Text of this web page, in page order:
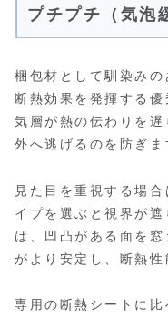
プチプチ（気泡
梱包材として馴染み
断熱効果を発揮する
気層が熱の伝わりを
外へ逃げるのを防ぎま
見た目を重視する場
イプを選ぶと視界が
は、凹凸がある面を
がより安定し、断熱性
専用の断熱シートに